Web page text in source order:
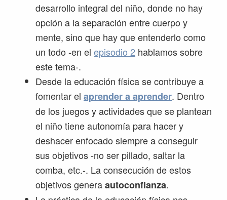
desarrollo integral del niño, donde no hay
opción a la separación entre cuerpo y
mente, sino que hay que entenderlo como
un todo -en el episodio 2 hablamos sobre
este tema-.
Desde la educación física se contribuye a
fomentar el aprender a aprender. Dentro
de los juegos y actividades que se plantean
el niño tiene autonomía para hacer y
deshacer enfocado siempre a conseguir
sus objetivos -no ser pillado, saltar la
comba, etc.-. La consecución de estos
objetivos generaautoconfianza.